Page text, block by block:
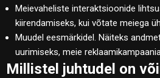
Meievaheliste interaktsioonide
kiirendamiseks, kui võtate meiega
Muudel eesmärkidel. Näiteks
uurimiseks, meie
Millistel juhtudel on